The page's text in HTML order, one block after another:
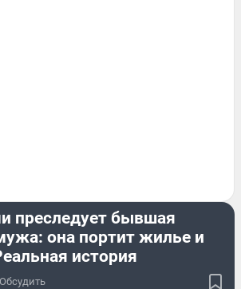
преследует бывшая
она портит жилье и
история
Обсудить